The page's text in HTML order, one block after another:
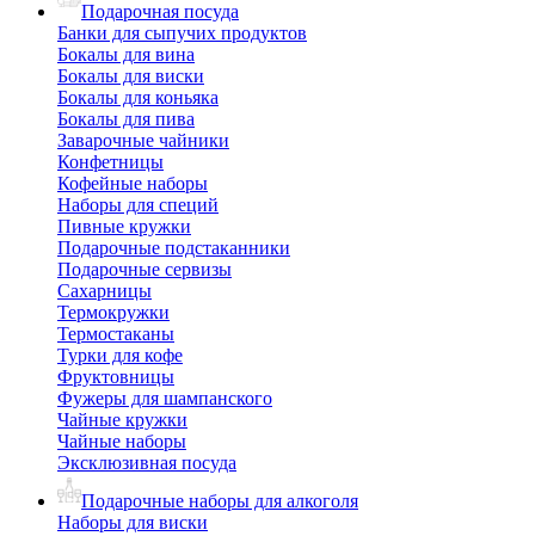
Подарочная посуда
Банки для сыпучих продуктов
Бокалы для вина
Бокалы для виски
Бокалы для коньяка
Бокалы для пива
Заварочные чайники
Конфетницы
Кофейные наборы
Наборы для специй
Пивные кружки
Подарочные подстаканники
Подарочные сервизы
Сахарницы
Термокружки
Термостаканы
Турки для кофе
Фруктовницы
Фужеры для шампанского
Чайные кружки
Чайные наборы
Эксклюзивная посуда
Подарочные наборы для алкоголя
Наборы для виски